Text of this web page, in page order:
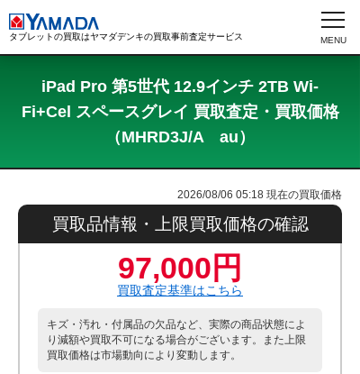
タブレットの買取はヤマダデンキの買取事前査定サービス
iPad Pro 第5世代 12.9インチ 2TB Wi-
Fi+Cel スペースグレイ 買取査定・買取価格
（MHRD3J/A au）
2026/08/06 05:18 現在の買取価格
買取品情報・上限買取価格の確認
97,000円
買取査定基準はこちら
キズ・汚れ・付属品の欠品など、実際の商品状態によ
り減額や買取不可になる場合がございます。また上限
買取価格は市場動向により変動します。